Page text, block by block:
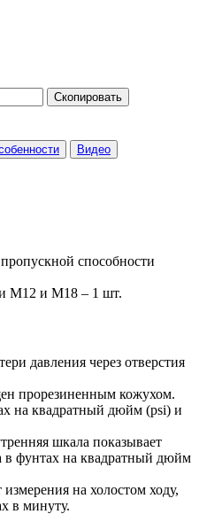
Скопировать
Видео
способности
М12 и М18 – 1 шт.
давления через отверстия
прорезиненным кожухом.
на квадратный дюйм (psi) и
шкала показывает
в фунтах на квадратный дюйм
на холостом ходу,
в минуту.